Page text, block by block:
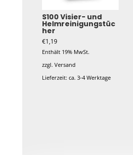
S100 Visier- und
Helmreinigungstüc
her
€1,19
Enthält 19% MwSt.
zzgl.Versand
Lieferzeit: ca. 3-4 Werktage